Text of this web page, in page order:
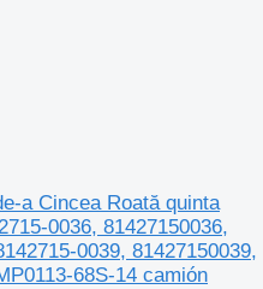
a Cincea Roată quinta
0036, 81427150036,
0039, 81427150039,
68S-14 camión